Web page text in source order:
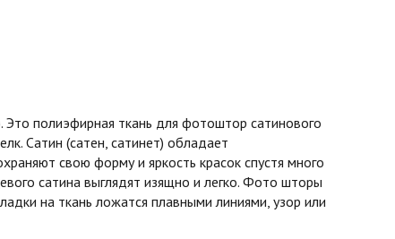
полиэфирная ткань для фотоштор сатинового
Сатин (сатен, сатинет) обладает
свою форму и яркость красок спустя много
сатина выглядят изящно и легко. Фото шторы
на ткань ложатся плавными линиями, узор или